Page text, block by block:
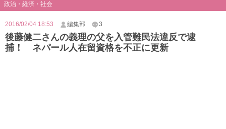
政治・経済・社会
2016/02/04 18:53 編集部 3
後藤健二さんの義理の父を入管難民法違反で逮
捕！ ネパール人在留資格を不正に更新